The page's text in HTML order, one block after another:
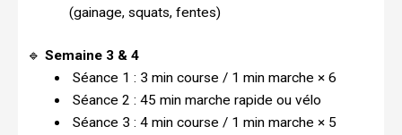
(gainage, squats, fentes)
🔹 Semaine 3 & 4
Séance 1 : 3 min course / 1 min marche × 6
Séance 2 : 45 min marche rapide ou vélo
Séance 3 : 4 min course / 1 min marche × 5